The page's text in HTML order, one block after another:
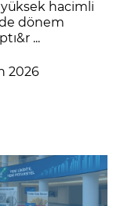
hacimli
dönem
...
2026